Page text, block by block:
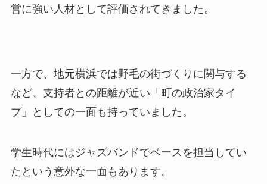
営に強い人材として評価されてきました。
一方で、地元横浜では野毛の街づくりに関与する
など、支持者との距離が近い「町の政治家タイ
プ」としての一面も持っていました。
学生時代にはジャズバンドでベースを担当してい
たという意外な一面もあります。